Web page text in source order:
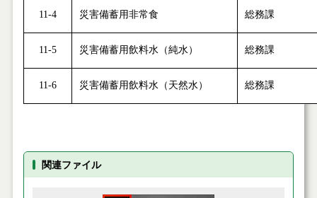
11-4 災害備蓄用非常食 総務課
11-5 災害備蓄用飲料水（純水） 総務課
11-6 災害備蓄用飲料水（天然水） 総務課
関連ファイル